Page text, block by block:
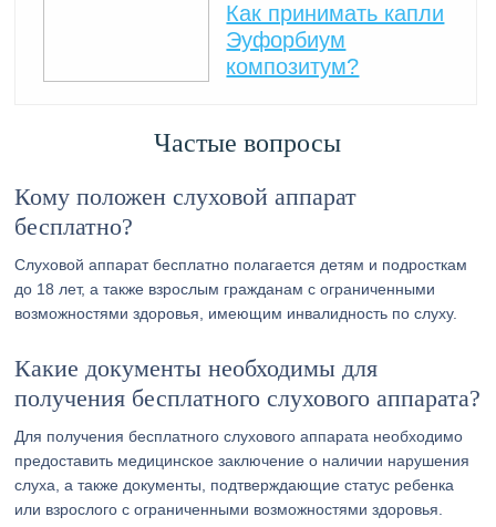
Как принимать капли
Эуфорбиум
композитум?
Частые вопросы
Кому положен слуховой аппарат
бесплатно?
Слуховой аппарат бесплатно полагается детям и подросткам
до 18 лет, а также взрослым гражданам с ограниченными
возможностями здоровья, имеющим инвалидность по слуху.
Какие документы необходимы для
получения бесплатного слухового аппарата?
Для получения бесплатного слухового аппарата необходимо
предоставить медицинское заключение о наличии нарушения
слуха, а также документы, подтверждающие статус ребенка
или взрослого с ограниченными возможностями здоровья.